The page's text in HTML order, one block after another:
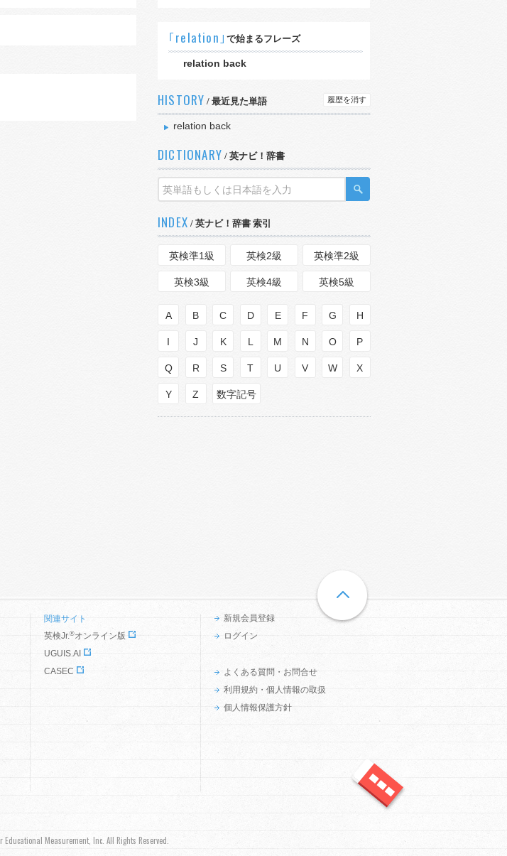
｢relation｣ で始まるフレーズ
relation back
HISTORY / 最近見た単語 履歴を消す
relation back
DICTIONARY / 英ナビ！辞書
INDEX / 英ナビ！辞書 索引
英検準1級 英検2級 英検準2級
英検3級 英検4級 英検5級
A B C D E F G H
I J K L M N O P
Q R S T U V W X
Y Z 数字記号
関連サイト
英検Jr.®オンライン版
UGUIS.AI
CASEC
新規会員登録
ログイン
よくある質問・お問合せ
利用規約・個人情報の取扱
個人情報保護方針
Measurement, Inc. All Rights Reserved.